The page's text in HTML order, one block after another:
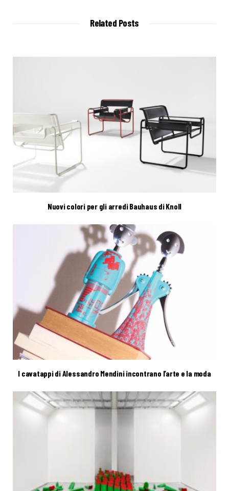
Related Posts
Nuovi colori per gli arredi Bauhaus di Knoll
I cavatappi di Alessandro Mendini incontrano l’arte e la moda